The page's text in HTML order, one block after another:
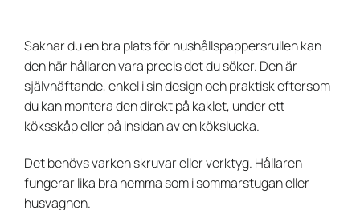
Saknar du en bra plats för hushållspappersrullen kan
den här hållaren vara precis det du söker. Den är
självhäftande, enkel i sin design och praktisk eftersom
du kan montera den direkt på kaklet, under ett
köksskåp eller på insidan av en kökslucka.
Det behövs varken skruvar eller verktyg. Hållaren
fungerar lika bra hemma som i sommarstugan eller
husvagnen.